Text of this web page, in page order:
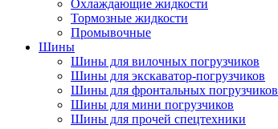
Охлаждающие жидкости
Тормозные жидкости
Промывочные
Шины
Шины для вилочных погрузчиков
Шины для экскаватор-погрузчиков
Шины для фронтальных погрузчиков
Шины для мини погрузчиков
Шины для прочей спецтехники